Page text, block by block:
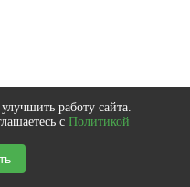
работу сайта.
с Политикой